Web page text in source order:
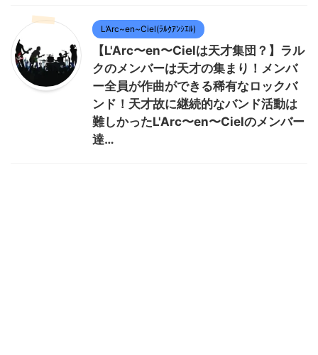
L’Arc~en~Ciel(ﾗﾙｸｱﾝｼｴﾙ)
【L'Arc〜en〜Cielは天才集団？】ラル
クのメンバーは天才の集まり！メンバ
ー全員が作曲ができる稀有なロックバ
ンド！天才故に継続的なバンド活動は
難しかったL'Arc〜en〜Cielのメンバー
達…